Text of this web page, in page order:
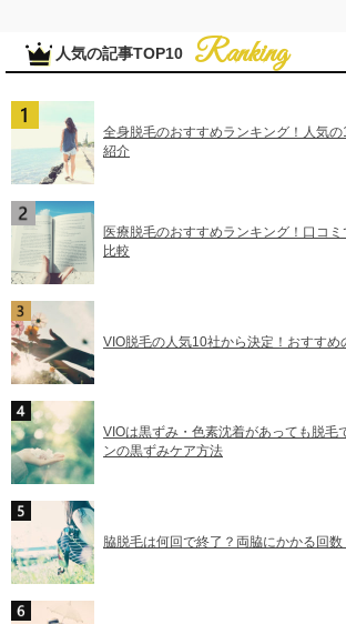
人気の記事TOP10
全身脱毛のおすすめランキング！人気
紹介
医療脱毛のおすすめランキング！口コ
比較
VIO脱毛の人気10社から決定！おすすめ
VIOは黒ずみ・色素沈着があっても脱毛
ンの黒ずみケア方法
脇脱毛は何回で終了？両脇にかかる回